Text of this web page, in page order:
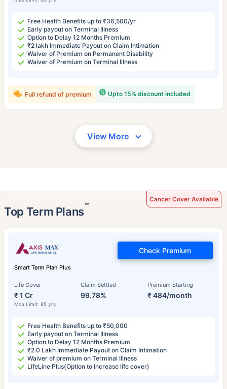
Free Health Benefits up to ₹36,500/yr
Early payout on Terminal Illness
Option to Delay 12 Months Premium
₹2 lakh Immediate Payout on Claim Intimation
Waiver of Premium on Permanent Disability
Waiver of Premium on Terminal Illness
Upto 15% discount included
Full refund of premium
View More
Top Term Plans˜
Cancer Cover Available
Smart Term Plan Plus
Life Cover
₹ 1 Cr
Max Limit: 85 yrs
Claim Settled
99.78%
Premium Starting
₹ 484/month
Check Premium
Free Health Benefits up to ₹50,000
Early payout on Terminal Illness
Option to Delay 12 Months Premium
₹2.0 Lakh Immediate Payout on Claim Intimation
Waiver of premium on Terminal Illness
LifeLine Plus(Option to increase life cover)